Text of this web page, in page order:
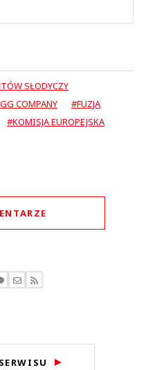
SŁODYCZY
COMPANY
#FUZJA
#KOMISJA EUROPEJSKA